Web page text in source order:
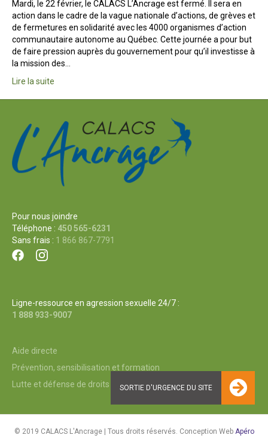
Mardi, le 22 février, le CALACS L’Ancrage est fermé. Il sera en
action dans le cadre de la vague nationale d’actions, de grèves et
de fermetures en solidarité avec les 4000 organismes d’action
communautaire autonome au Québec. Cette journée a pour but
de faire pression auprès du gouvernement pour qu’il investisse à
la mission des…
Lire la suite
Pour nous joindre
Téléphone : 450 565-6231
Sans frais : 1 866 867-7791
Ligne-ressource en agression sexuelle 24/7 :
1 888 933-9007
Aide directe
Prévention, sensibilisation et formation
Lutte et défense de droits
© 2019 CALACS L'Ancrage | Tous droits réservés. Conception Web Apéro